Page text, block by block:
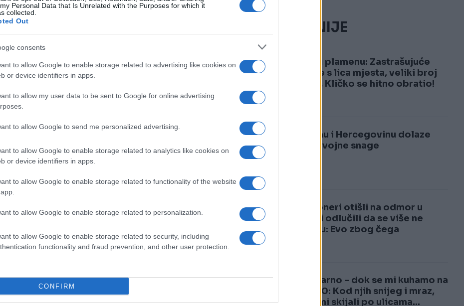
Personal Data that Is Unrelated with the Purposes for which it
collected.
Out
consents
to allow Google to enable storage related to advertising like cookies on
or device identifiers in apps.
to allow my user data to be sent to Google for online advertising
to allow Google to send me personalized advertising.
to allow Google to enable storage related to analytics like cookies on
or device identifiers in apps.
to allow Google to enable storage related to functionality of the website
to allow Google to enable storage related to personalization.
to allow Google to enable storage related to security, including
functionality and fraud prevention, and other user protection.
CONFIRM
NAJČITANIJE
1
Kijev u plamenu: Zastrašujuće
snimke s lica mjesta, veliki broj
žrtava, Kličko se hitno obratio!
2
U Bosnu i Hercegovinu dolaze
velike vojne snage
3
Penzioneri otišli na odmor u
Italiju i odlučili da se više ne
vraćaju: Evo zbog čega
Nestvarno - dok se mi kuhamo na
plus 40: Kod njih snijeg i mraz,
građani skijali po ulicama...